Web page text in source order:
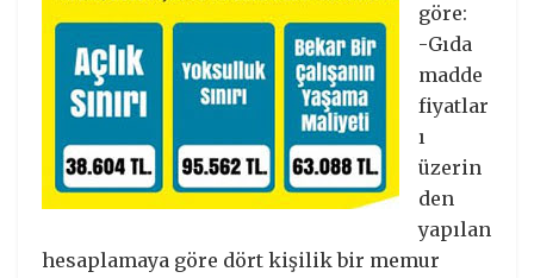
göre:
-Gıda
madde
fiyatlar
ı
üzerin
den
yapılan
hesaplamaya göre dört kişilik bir memur